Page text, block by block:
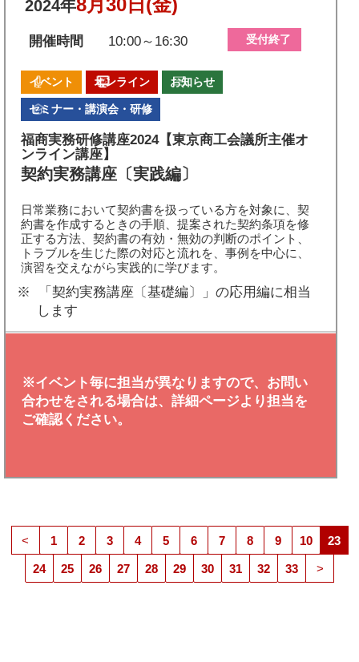
2024年8月30日 (金)
開催時間 10:00～16:30 受付終了
イベント オンライン お知らせ
セミナー・講演会・研修
福商実務研修講座2024【東京商工会議所主催オ
ンライン講座】
契約実務講座〔実践編〕
日常業務において契約書を扱っている方を対象に、契
約書を作成するときの手順、提案された契約条項を修
正する方法、契約書の有効・無効の判断のポイント、
トラブルを生じた際の対応と流れを、事例を中心に、
演習を交えながら実践的に学びます。
「契約実務講座〔基礎編〕」の応用編に相当
します
※イベント毎に担当が異なりますので、お問い
合わせをされる場合は、詳細ページより担当を
ご確認ください。
< 1 2 3 4 5 6 7 8 9 10 23
24 25 26 27 28 29 30 31 32 33 >